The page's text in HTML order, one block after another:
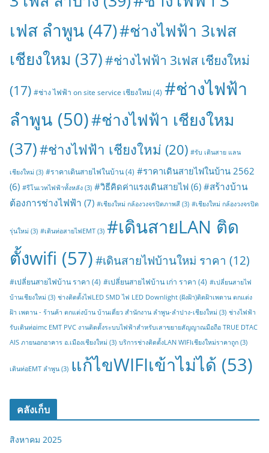
เฟส ลำพูน (47)#ช่างไฟฟ้า 3เฟส
เชียงใหม (37)#ช่างไฟฟ้า 3เฟส เชียงใหม่
(17) #ช่าง ไฟฟ้า on site service เชียงใหม่ (4) #ช่างไฟฟ้า
ลำพูน (50)#ช่างไฟฟ้า เชียงใหม
(37)#ช่างไฟฟ้า เชียงใหม่ (20) #รับ เดินสาย แลน
เชียงใหม่ (3) #ราคาเดินสายไฟในบ้าน(4) #ราคาเดินสายไฟในบ้าน 2562
(6) #รีโนเวทไฟฟ้าทั้งหลัง (3) #วิธีคิดค่าแรงเดินสายไฟ (6) #สร้างบ้าน
ต้องการช่างไฟฟ้า (7) #เชียงใหม่ กล้องวงจรปิดภาพสี (3) #เชียงใหม่ กล้องวงจรปิด
รุ่นใหม่ (3) #เดินท่อสายไฟEMT (3) #เดินสายLAN ติด
ตั้งwifi (57)#เดินสายไฟบ้านใหม่ ราคา (12)
#เปลี่ยนสายไฟบ้าน ราคา (4) #เปลี่ยนสายไฟบ้าน เก่า ราคา (4) #เปลี่ยนสายไฟ
บ้านเชียงใหม่ (3) ช่างติดตั้งไฟLED SMD ไฟ LED Downlight (ฝังฝ้า)ติดฝ้าเพดาน ตกแต่ง
ฝ้า เพดาน - ร้านค้า ตกแต่งบ้าน บ้านเดี่ยว สำนักงาน ลำพูน-ลำปาง-เชียงใหม่ (3) ช่างไฟฟ้า
รับเดินท่อimc EMT PVC งานติดตั้งระบบไฟฟ้าสำหรับเสาขยายสัญญาณมือถือ TRUE DTAC
AIS ภายนอกอาคาร อ.เมืองเชียงใหม่ (3) บริการช่างติดตั้งLAN WIFIเชียงใหม่ราคาถูก (3)
เดินท่อEMT ลำพูน (3) แก้ไขWIFIเข้าไม่ได้ (53)
คลังเก็บ
สิงหาคม 2025